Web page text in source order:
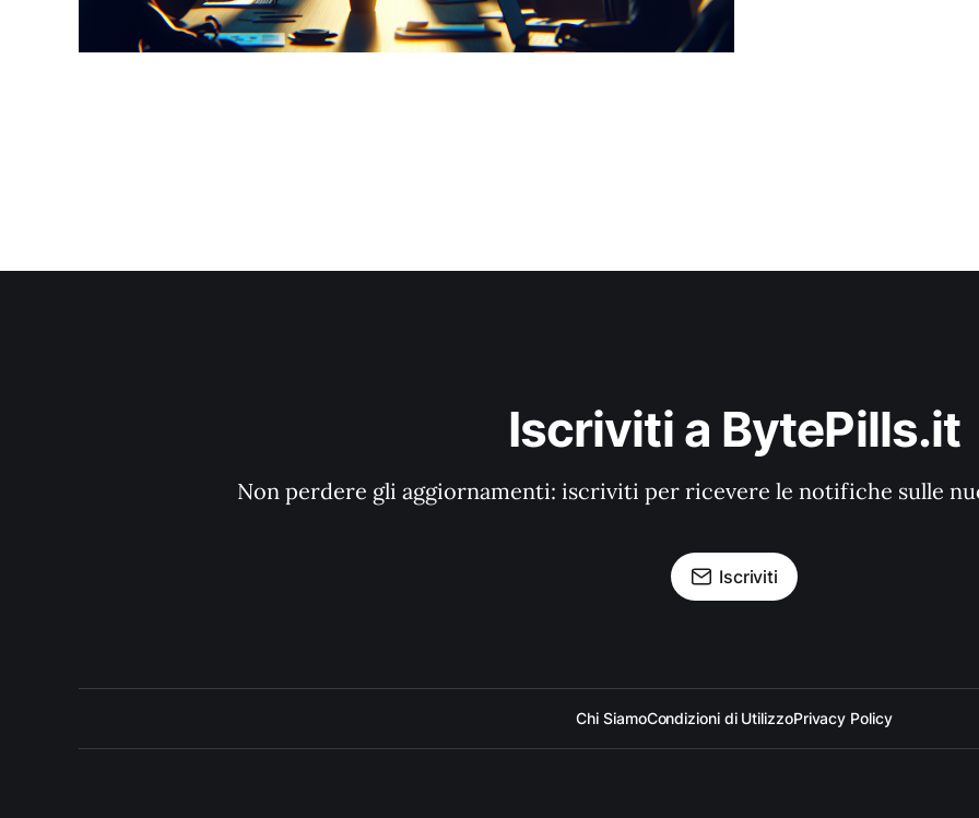
Iscriviti a BytePills.it
Non perdere gli aggiornamenti: iscriviti per ricevere le notifiche sulle
Iscriviti
Chi SiamoCondizioni di UtilizzoPrivacy Policy